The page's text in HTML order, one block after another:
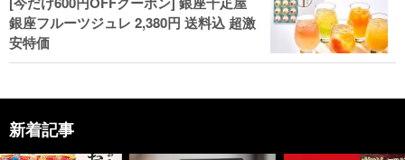
銀座フルーツジュレ 2,380円 送料込 超激
安特価
新着記事